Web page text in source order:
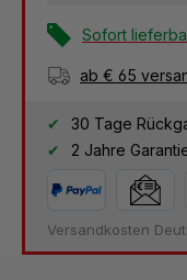
Sofort
ab € 65
30 Tage
2 Jahre
Versandkosten